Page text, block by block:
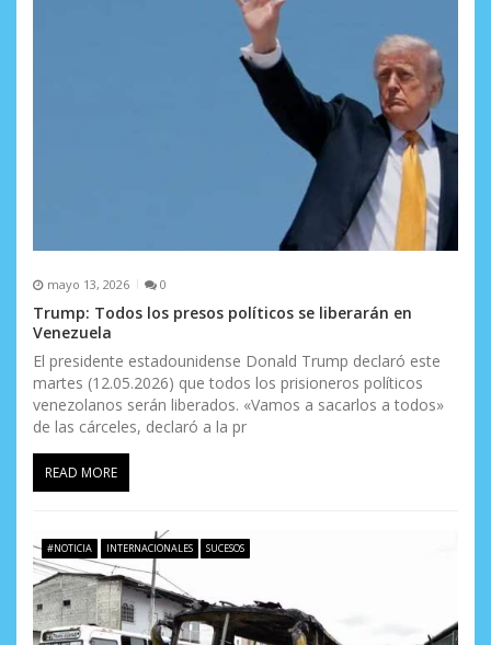
s
mayo 13, 2026 0
Trump: Todos los presos políticos se liberarán en
Venezuela
El presidente estadounidense Donald Trump declaró este
martes (12.05.2026) que todos los prisioneros políticos
venezolanos serán liberados. «Vamos a sacarlos a todos»
de las cárceles, declaró a la pr
READ MORE
#NOTICIA INTERNACIONALES SUCESOS